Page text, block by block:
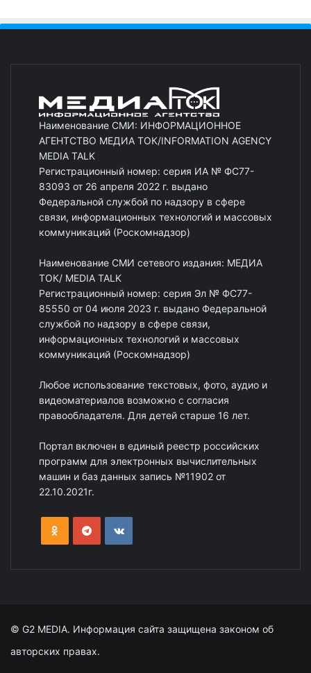
Наименование СМИ: ИНФОРМАЦИОННОЕ
АГЕНТСТВО МЕДИА ТОК/INFORMATION AGENCY
MEDIA TALK
Регистрационный номер: серия ИА № ФС77-
83093 от 26 апреля 2022 г. выдано
Федеральной службой по надзору в сфере
связи, информационных технологий и массовых
коммуникаций (Роскомнадзор)
Наименование СМИ сетевого издания: МЕДИА
ТОК/ MEDIA TALK
Регистрационный номер: серия Эл № ФС77-
85550 от 04 июля 2023 г. выдано Федеральной
службой по надзору в сфере связи,
информационных технологий и массовых
коммуникаций (Роскомнадзор)
Любое использование текстовых, фото, аудио и
видеоматериалов возможно с согласия
правообладателя. Для детей старше 16 лет.
Портал включен в единый реестр российских
программ для электронных вычислительных
машин и баз данных запись №11902 от
22.10.2021г.
© G2 MEDIA. Информация сайта защищена законом об
авторских правах.